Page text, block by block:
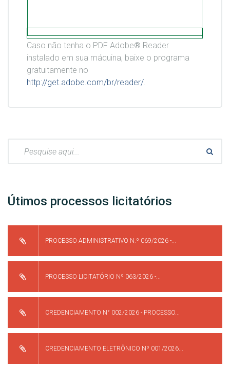
Caso não tenha o PDF Adobe® Reader
instalado em sua máquina, baixe o programa
gratuitamente no
http://get.adobe.com/br/reader/.
Útimos processos licitatórios
PROCESSO ADMINISTRATIVO N.º 069/2026 -...
PROCESSO LICITATÓRIO Nº 063/2026 -...
CREDENCIAMENTO N° 002/2026 - PROCESSO...
CREDENCIAMENTO ELETRÔNICO Nº 001/2026...